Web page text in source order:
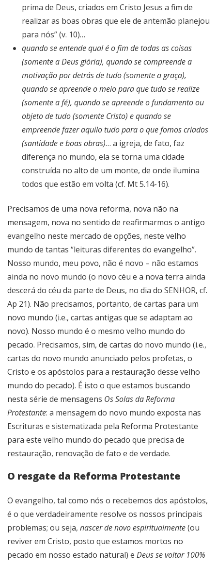
prima de Deus, criados em Cristo Jesus a fim de
realizar as boas obras que ele de antemão planejou
para nós” (v. 10)…
quando se entende qual é o fim de todas as coisas
(somente a Deus glória), quando se compreende a
motivação por detrás de tudo (somente a graça),
quando se apreende o meio para que tudo se realize
(somente a fé), quando se apreende o fundamento ou
objeto de tudo (somente Cristo) e quando se
empreende fazer aquilo tudo para o que fomos criados
(santidade e boas obras)… a igreja, de fato, faz
diferença no mundo, ela se torna uma cidade
construída no alto de um monte, de onde ilumina
todos que estão em volta (cf. Mt 5.14-16).
Precisamos de uma nova reforma, nova não na
mensagem, nova no sentido de reafirmarmos o antigo
evangelho neste mercado de opções, neste velho
mundo de tantas “leituras diferentes do evangelho”.
Nosso mundo, meu povo, não é novo – não estamos
ainda no novo mundo (o novo céu e a nova terra ainda
descerá do céu da parte de Deus, no dia do SENHOR, cf.
Ap 21). Não precisamos, portanto, de cartas para um
novo mundo (i.e., cartas antigas que se adaptam ao
novo). Nosso mundo é o mesmo velho mundo do
pecado. Precisamos, sim, de cartas do novo mundo (i.e.,
cartas do novo mundo anunciado pelos profetas, o
Cristo e os apóstolos para a restauração desse velho
mundo do pecado). É isto o que estamos buscando
nesta série de mensagens Os Solas da Reforma
Protestante: a mensagem do novo mundo exposta nas
Escrituras e sistematizada pela Reforma Protestante
para este velho mundo do pecado que precisa de
restauração, renovação de fato e de verdade.
O resgate da Reforma Protestante
O evangelho, tal como nós o recebemos dos apóstolos,
é o que verdadeiramente resolve os nossos principais
problemas; ou seja, nascer de novo espiritualmente(ou
reviver em Cristo, posto que estamos mortos no
pecado em nosso estado natural) e Deus se voltar 100%